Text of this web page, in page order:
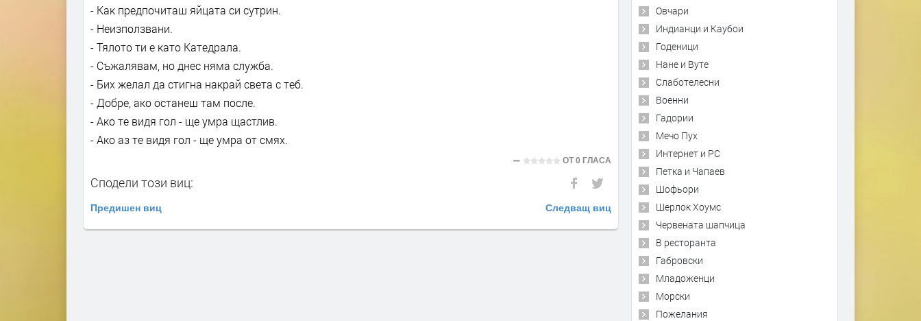
- Как предпочиташ яйцата си сутрин.
- Неизползвани.
- Тялото ти е като Катедрала.
- Съжалявам, но днес няма служба.
- Бих желал да стигна накрай света с теб.
- Добре, ако останеш там после.
- Ако те видя гол - ще умра щастлив.
- Ако аз те видя гол - ще умра от смях.
ОТ0 ГЛАСА
Сподели този виц:
Предишен виц Следващ виц
Овчари
Индианци и Каубои
Годеници
Нане и Вуте
Слаботелесни
Военни
Гадории
Мечо Пух
Интернет и PC
Петка и Чапаев
Шофьори
Шерлок Хоумс
Червената шапчица
В ресторанта
Габровски
Младоженци
Морски
Пожелания